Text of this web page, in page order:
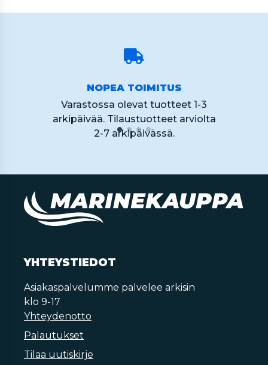
NOPEA TOIMITUS
Varastossa olevat tuotteet 1-3
arkipäivää. Tilaustuotteet arviolta
2-7 arkipäivässä.
YHTEYSTIEDOT
Asiakaspalvelumme palvelee arkisin
klo 9-17
Yhteydenotto
Palautukset
Tilaa uutiskirje